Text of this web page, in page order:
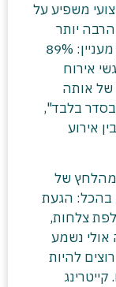
משפיע על
יותר
עמוקה מאשר מה שאתם חושבים. נתון מעניין: 89%
אירוח
של אותה
בלבד",
אירוע
מהלחץ של
בהכל: הגעת
צלחות,
אולי נשמע
להיות